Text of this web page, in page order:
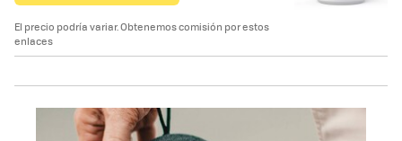
El precio podría variar. Obtenemos comisión por estos
enlaces